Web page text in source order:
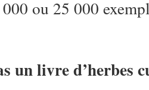
ou 25 000
un livre d’herbes